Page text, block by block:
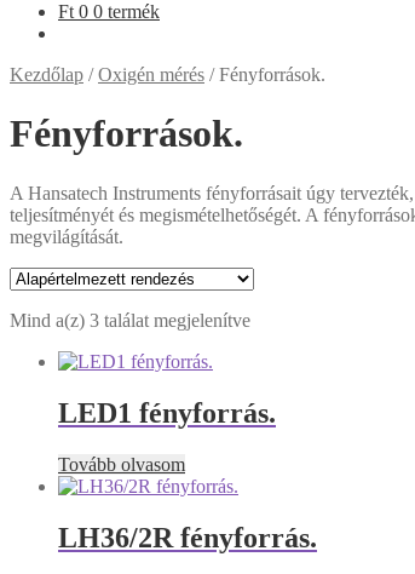
Ft 0 0 termék
Kezdőlap /Oxigén mérés /Fényforrások.
Fényforrások.
A Hansatech Instruments fényforrásait úgy
teljesítményét és megismételhetőségét. A
megvilágítását.
Mind a(z) 3 találat megjelenítve
LED1 fényforrás.
Tovább olvasom
LH36/2R fényforrás.